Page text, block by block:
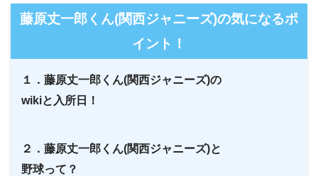
藤原丈一郎くん(関西ジャニーズ)の気になるポ
イント！
１．藤原丈一郎くん(関西ジャニーズ)の
wikiと入所日！
２．藤原丈一郎くん(関西ジャニーズ)と
野球って？